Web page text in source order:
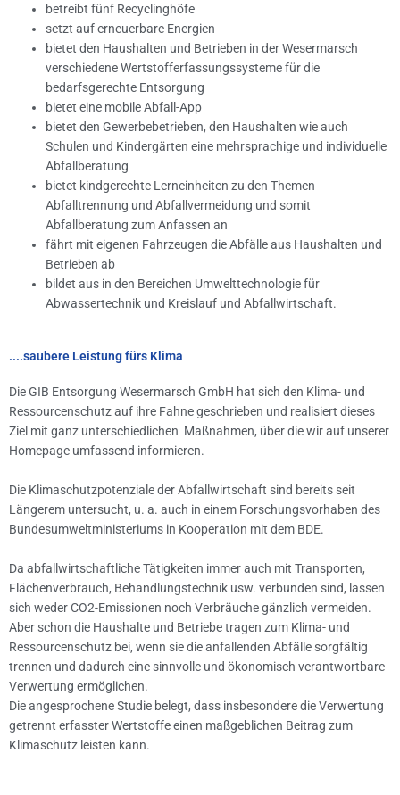
betreibt fünf Recyclinghöfe
setzt auf erneuerbare Energien
bietet den Haushalten und Betrieben in der Wesermarsch
verschiedene Wertstofferfassungssysteme für die
bedarfsgerechte Entsorgung
bietet eine mobile Abfall-App
bietet den Gewerbebetrieben, den Haushalten wie auch
Schulen und Kindergärten eine mehrsprachige und individuelle
Abfallberatung
bietet kindgerechte Lerneinheiten zu den Themen
Abfalltrennung und Abfallvermeidung und somit
Abfallberatung zum Anfassen an
fährt mit eigenen Fahrzeugen die Abfälle aus Haushalten und
Betrieben ab
bildet aus in den Bereichen Umwelttechnologie für
Abwassertechnik und Kreislauf und Abfallwirtschaft.
....saubere Leistung fürs Klima
Die GIB Entsorgung Wesermarsch GmbH hat sich den Klima- und
Ressourcenschutz auf ihre Fahne geschrieben und realisiert dieses
Ziel mit ganz unterschiedlichen Maßnahmen, über die wir auf unserer
Homepage umfassend informieren.
Die Klimaschutzpotenziale der Abfallwirtschaft sind bereits seit
Längerem untersucht, u. a. auch in einem Forschungsvorhaben des
Bundesumweltministeriums in Kooperation mit dem BDE.
Da abfallwirtschaftliche Tätigkeiten immer auch mit Transporten,
Flächenverbrauch, Behandlungstechnik usw. verbunden sind, lassen
sich weder CO2-Emissionen noch Verbräuche gänzlich vermeiden.
Aber schon die Haushalte und Betriebe tragen zum Klima- und
Ressourcenschutz bei, wenn sie die anfallenden Abfälle sorgfältig
trennen und dadurch eine sinnvolle und ökonomisch verantwortbare
Verwertung ermöglichen.
Die angesprochene Studie belegt, dass insbesondere die Verwertung
getrennt erfasster Wertstoffe einen maßgeblichen Beitrag zum
Klimaschutz leisten kann.